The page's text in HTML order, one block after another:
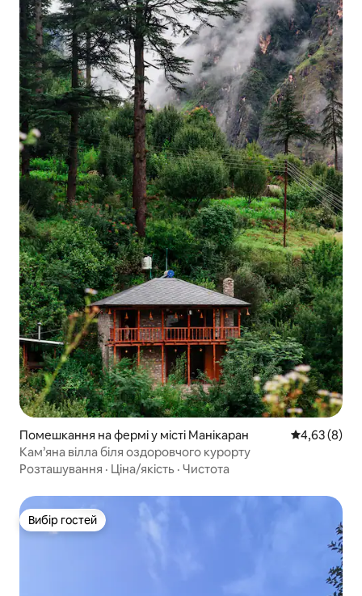
Помешкання на фермі у місті Манікаран Середня
4,63 (8)
Кам’яна вілла біля оздоровчого курорту
Розташування · Ціна/якість · Чистота
Вибір гостей
Вибір гостей